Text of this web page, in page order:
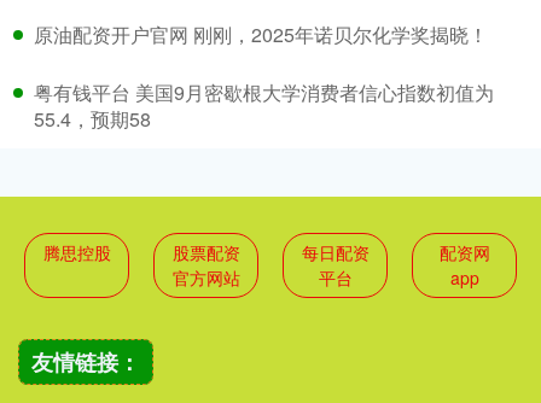
原油配资开户官网 刚刚，2025年诺贝尔化学奖揭晓！
粤有钱平台 美国9月密歇根大学消费者信心指数初值为
55.4，预期58
腾思控股
股票配资
官方网站
每日配资
平台
配资网
app
友情链接：